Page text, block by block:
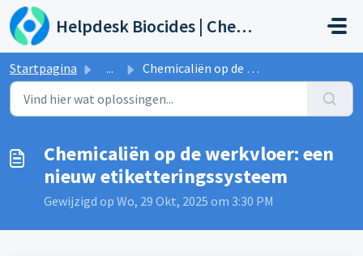
Doorgaan naar hoofdinhoud
Helpdesk Biocides | Chemicals | Products
Startpagina ... Chemicaliën op de werkvloer: een nieuw etiketteringssysteem
Chemicaliën op de werkvloer: een
nieuw etiketteringssysteem
Gewijzigd op Wo, 29 Okt, 2025 om 3:30 PM